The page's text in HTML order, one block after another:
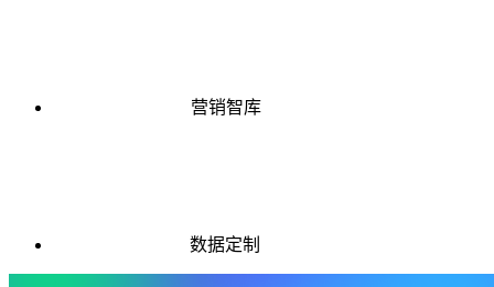
营销智库
数据定制